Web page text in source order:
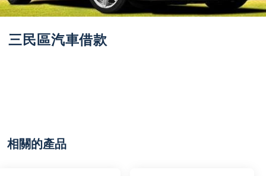
三民區汽車借款
相關的產品